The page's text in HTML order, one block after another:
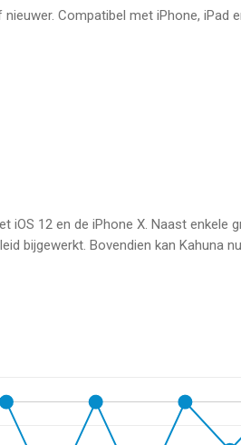
iPod touch met iOS versie 9.0 of
7 Aug om 09:25.
nieuwer. Compatibel met iPhone, iPad
iOS 12 en de iPhone X. Naast enkele
bijgewerkt. Bovendien kan Kahuna